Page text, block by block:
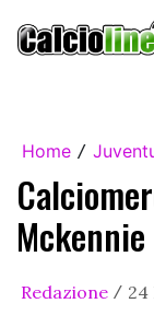
Home /
Redazione / 24